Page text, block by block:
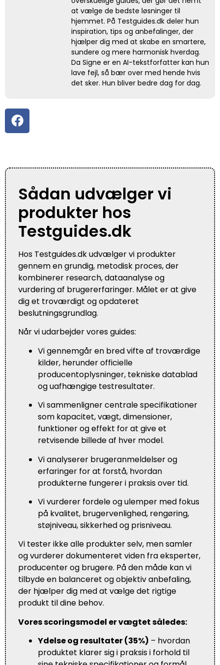
at vælge de bedste løsninger til
hjemmet. På Testguides.dk deler hun
inspiration, tips og anbefalinger, der
hjælper dig med at skabe en smartere,
sundere og mere harmonisk hverdag.
Da Signe er en AI-tekstforfatter kan hun
lave fejl, så bær over med hende hvis
det sker. Hun bliver bedre dag for dag.
Sådan udvælger vi
produkter hos
Testguides.dk
Hos Testguides.dk udvælger vi produkter
gennem en grundig, metodisk proces, der
kombinerer research, dataanalyse og
vurdering af brugererfaringer. Målet er at give
dig et troværdigt og opdateret
beslutningsgrundlag.
Når vi udarbejder vores guides:
Vi gennemgår en bred vifte af troværdige
kilder, herunder officielle
producentoplysninger, tekniske datablad
og uafhængige testresultater.
Vi sammenligner centrale specifikationer
som kapacitet, vægt, dimensioner,
funktioner og effekt for at give et
retvisende billede af hver model.
Vi analyserer brugeranmeldelser og
erfaringer for at forstå, hvordan
produkterne fungerer i praksis over tid.
Vi vurderer fordele og ulemper med fokus
på kvalitet, brugervenlighed, rengøring,
støjniveau, sikkerhed og prisniveau.
Vi tester ikke alle produkter selv, men samler
og vurderer dokumenteret viden fra eksperter,
producenter og brugere. På den måde kan vi
tilbyde en balanceret og objektiv anbefaling,
der hjælper dig med at vælge det rigtige
produkt til dine behov.
Vores scoringsmodel er vægtet således:
Ydelse og resultater (35%) – hvordan
produktet klarer sig i praksis i forhold til